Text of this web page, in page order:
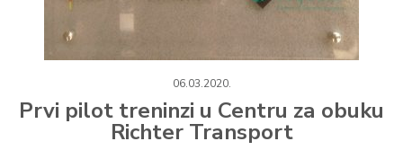
06.03.2020.
Prvi pilot treninzi u Centru za obuku
Richter Transport